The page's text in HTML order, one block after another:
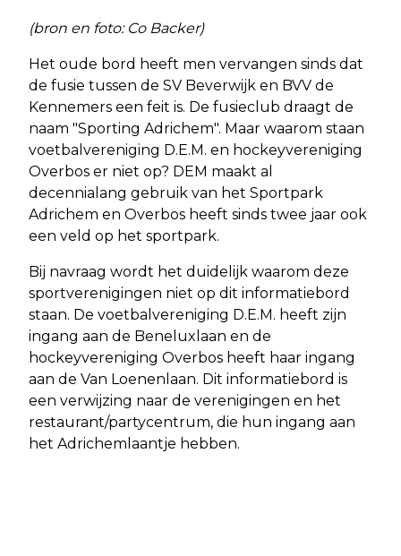
(bron en foto: Co Backer)
Het oude bord heeft men vervangen sinds dat
de fusie tussen de SV Beverwijk en BVV de
Kennemers een feit is. De fusieclub draagt de
naam "Sporting Adrichem". Maar waarom staan
voetbalvereniging D.E.M. en hockeyvereniging
Overbos er niet op? DEM maakt al
decennialang gebruik van het Sportpark
Adrichem en Overbos heeft sinds twee jaar ook
een veld op het sportpark.
Bij navraag wordt het duidelijk waarom deze
sportverenigingen niet op dit informatiebord
staan. De voetbalvereniging D.E.M. heeft zijn
ingang aan de Beneluxlaan en de
hockeyvereniging Overbos heeft haar ingang
aan de Van Loenenlaan. Dit informatiebord is
een verwijzing naar de verenigingen en het
restaurant/partycentrum, die hun ingang aan
het Adrichemlaantje hebben.